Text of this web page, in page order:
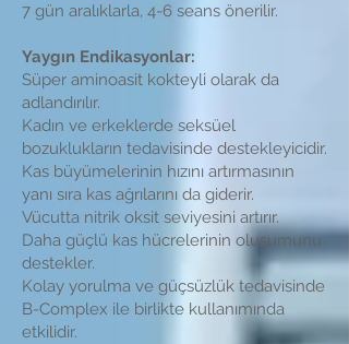
7 gün aralıklarla, 4-6 seans önerilir.
Yaygın Endikasyonlar:
Süper aminoasit kokteyli olarak da
adlandırılır.
Kadın ve erkeklerde seksüel
bozuklukların tedavisinde destekleyicidir.
Kas büyümelerinin hızını artırmasının
yanı sıra kas ağrılarını da giderir.
Vücutta nitrik oksit seviyesini artırır.
Daha güçlü kas hücrelerinin oluşumunu
destekler.
Kolay yorulma ve güçsüzlük tedavisinde
B-Complex ile birlikte kullanımında
etkilidir.